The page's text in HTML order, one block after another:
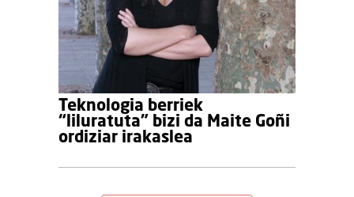
Teknologia berriek
“liluratuta” bizi da Maite Goñi
ordiziar irakaslea